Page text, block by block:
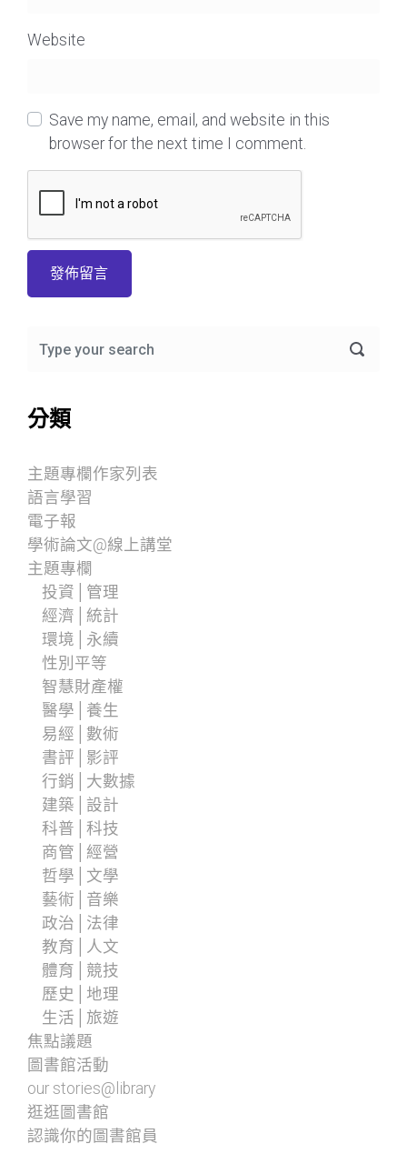
Website
Save my name, email, and website in this
browser for the next time I comment.
分類
主題專欄作家列表
語言學習
電子報
學術論文@線上講堂
主題專欄
投資│管理
經濟│統計
環境│永續
性別平等
智慧財產權
醫學│養生
易經│數術
書評│影評
行銷│大數據
建築│設計
科普│科技
商管│經營
哲學│文學
藝術│音樂
政治│法律
教育│人文
體育│競技
歷史│地理
生活│旅遊
焦點議題
圖書館活動
our stories@library
逛逛圖書館
認識你的圖書館員